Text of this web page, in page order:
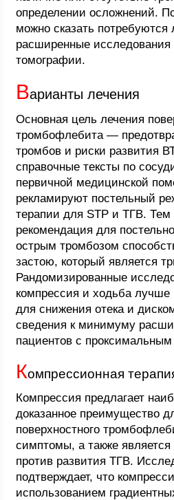
определении осложнений.
можно сказать потребуются
расширенные
томографии.
Варианты лечения
Основная цель лечения
тромбофлебита —
тромбов и риски развития
справочные тексты по
первичной медицинской
рекламируют постельный
терапии для STP и ТГВ. Тем
рекомендация для
острым тромбозом
застою, который является
Рандомизированные
компрессия и ходьба лучше
для снижения отека и
сведения к минимуму
пациентов с
Компрессионная
Компрессия предлагает
доказанное преимущество
поверхностного
симптомы, а также
против развития ТГВ.
подтверждает, что
использованием